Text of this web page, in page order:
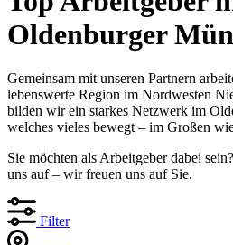
Oldenburger
Gemeinsam mit unseren Partnern
lebenswerte Region im Nordwesten
bilden wir ein starkes Netzwerk im
welches vieles bewegt – im Großen
Sie möchten als Arbeitgeber dabei
uns auf – wir freuen uns auf Sie.
Filter